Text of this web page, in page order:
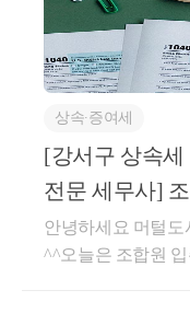
[서면-상속증여-
먼저 사망했을 때(
모(선순위 상속인)가 상속을 포기하
자매, 후순위)가 상
산 전액이 한도에서 차 감 됩니다.--&gt;세금폭
성 있음![주 3]·창업
업승계에 대한 증
액에 가산한 증여재
상속재산이 모두
토지 거래 허가를
이며, 연립주택이
기 1채 이상 있는
리처분계획 인가를
멸실되어 있는지
다.-분양권의 경우
는 경우에는 허가
거래일 때만 적용
허가대상이 아니며
상속∙증여세
[강서구 상속
전문 세무사] 조
세무회계컨설
안녕하세요 머털
^^오늘은 조합원